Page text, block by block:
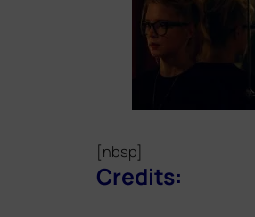
[nbsp]
Credits: